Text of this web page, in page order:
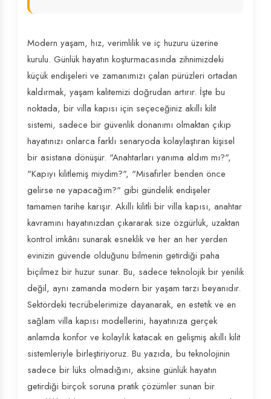
Modern yaşam, hız, verimlilik ve iç huzuru üzerine
kurulu. Günlük hayatın koşturmacasında zihnimizdeki
küçük endişeleri ve zamanımızı çalan pürüzleri ortadan
kaldırmak, yaşam kalitemizi doğrudan artırır. İşte bu
noktada, bir villa kapısı için seçeceğiniz akıllı kilit
sistemi, sadece bir güvenlik donanımı olmaktan çıkıp
hayatınızı onlarca farklı senaryoda kolaylaştıran kişisel
bir asistana dönüşür. "Anahtarları yanıma aldım mı?",
"Kapıyı kilitlemiş miydim?", "Misafirler benden önce
gelirse ne yapacağım?" gibi gündelik endişeler
tamamen tarihe karışır. Akıllı kilitli bir villa kapısı, anahtar
kavramını hayatınızdan çıkararak size özgürlük, uzaktan
kontrol imkânı sunarak esneklik ve her an her yerden
evinizin güvende olduğunu bilmenin getirdiği paha
biçilmez bir huzur sunar. Bu, sadece teknolojik bir yenilik
değil, aynı zamanda modern bir yaşam tarzı beyanıdır.
Sektördeki tecrübelerimize dayanarak, en estetik ve en
sağlam villa kapısı modellerini, hayatınıza gerçek
anlamda konfor ve kolaylık katacak en gelişmiş akıllı kilit
sistemleriyle birleştiriyoruz. Bu yazıda, bu teknolojinin
sadece bir lüks olmadığını, aksine günlük hayatın
getirdiği birçok soruna pratik çözümler sunan bir